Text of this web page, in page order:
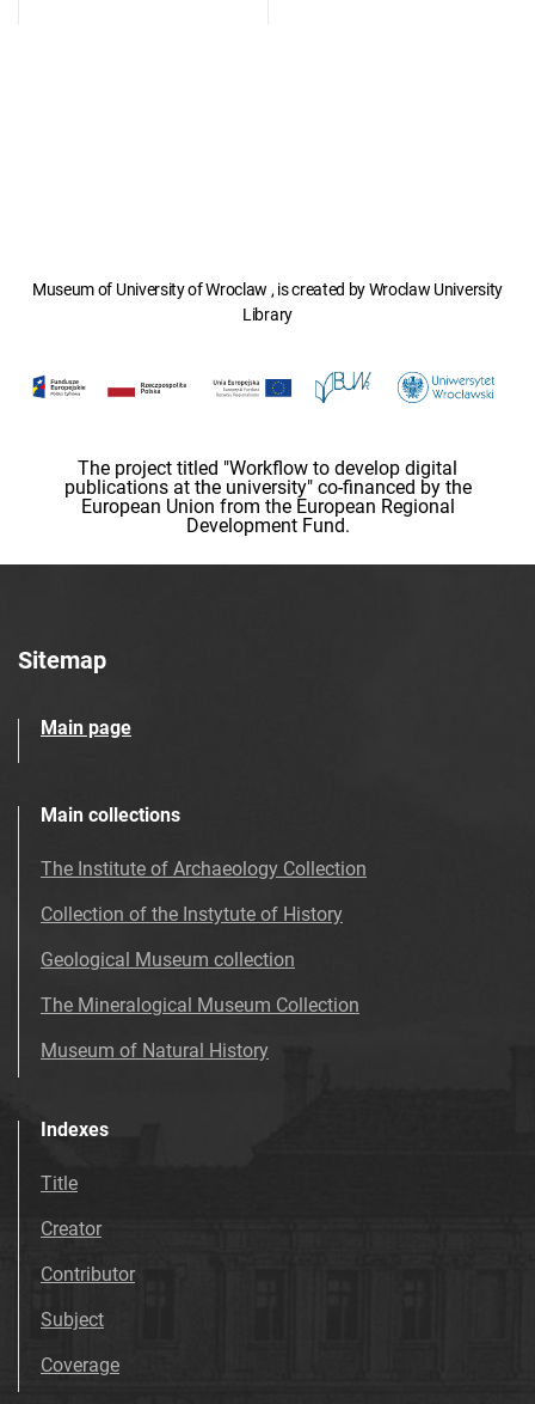
Museum of University of Wroclaw , is created by Wroclaw University
Library
The project titled "Workflow to develop digital
publications at the university" co-financed by the
European Union from the European Regional
Development Fund.
Sitemap
Main page
Main collections
The Institute of Archaeology Collection
Collection of the Instytute of History
Geological Museum collection
The Mineralogical Museum Collection
Museum of Natural History
Indexes
Title
Creator
Contributor
Subject
Coverage